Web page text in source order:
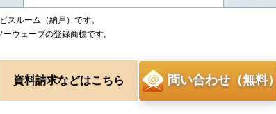
スルーム（納戸）です。
ウェーブの登録商標です。
資料請求などはこちら 問い合わせ（無料）